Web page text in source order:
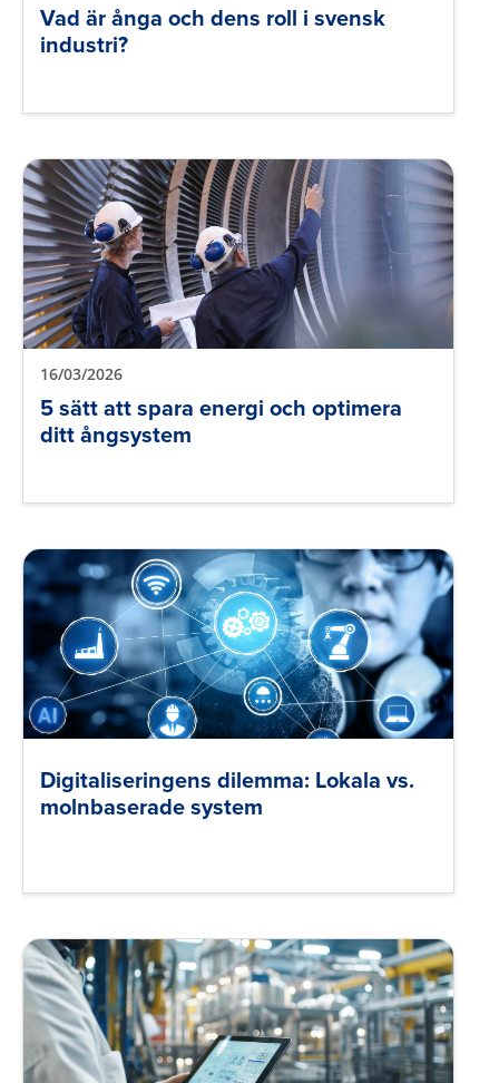
Vad är ånga och dens roll i svensk
industri?
16/03/2026
5 sätt att spara energi och optimera
ditt ångsystem
Digitaliseringens dilemma: Lokala vs.
molnbaserade system